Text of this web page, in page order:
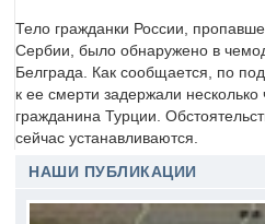
Тело гражданки России,
Сербии, было обнаружено в
Белграда. Как сообщается, по
к ее смерти задержали несколько
гражданина Турции.
сейчас устанавливаются.
НАШИ ПУБЛИКАЦИИ